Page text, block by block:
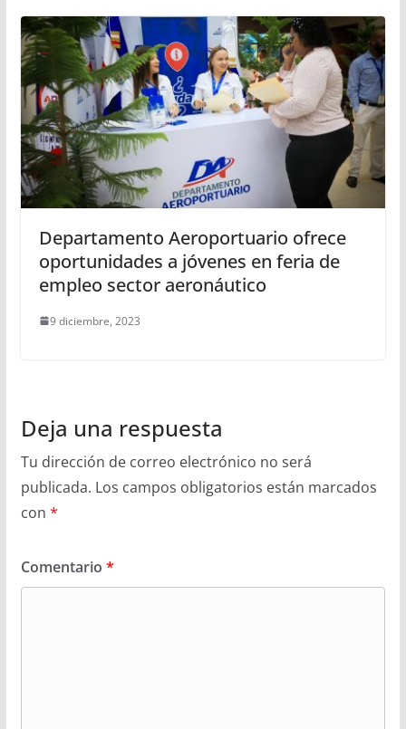
Departamento Aeroportuario ofrece
oportunidades a jóvenes en feria de
empleo sector aeronáutico
9 diciembre, 2023
Deja una respuesta
Tu dirección de correo electrónico no será
publicada. Los campos obligatorios están marcados
con *
Comentario *